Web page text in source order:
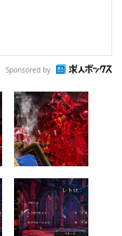
Sponsored by